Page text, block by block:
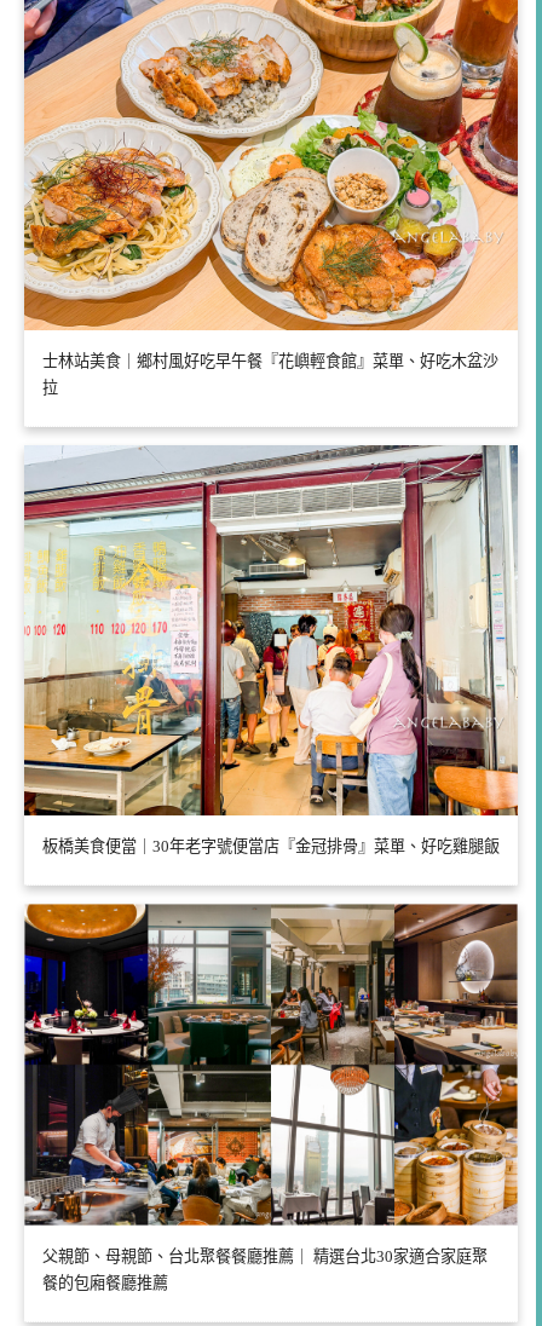
士林站美食｜鄉村風好吃早午餐『花嶼輕食館』菜單、好吃木盆沙
拉
板橋美食便當｜30年老字號便當店『金冠排骨』菜單、好吃雞腿飯
父親節、母親節、台北聚餐餐廳推薦｜ 精選台北30家適合家庭聚
餐的包廂餐廳推薦